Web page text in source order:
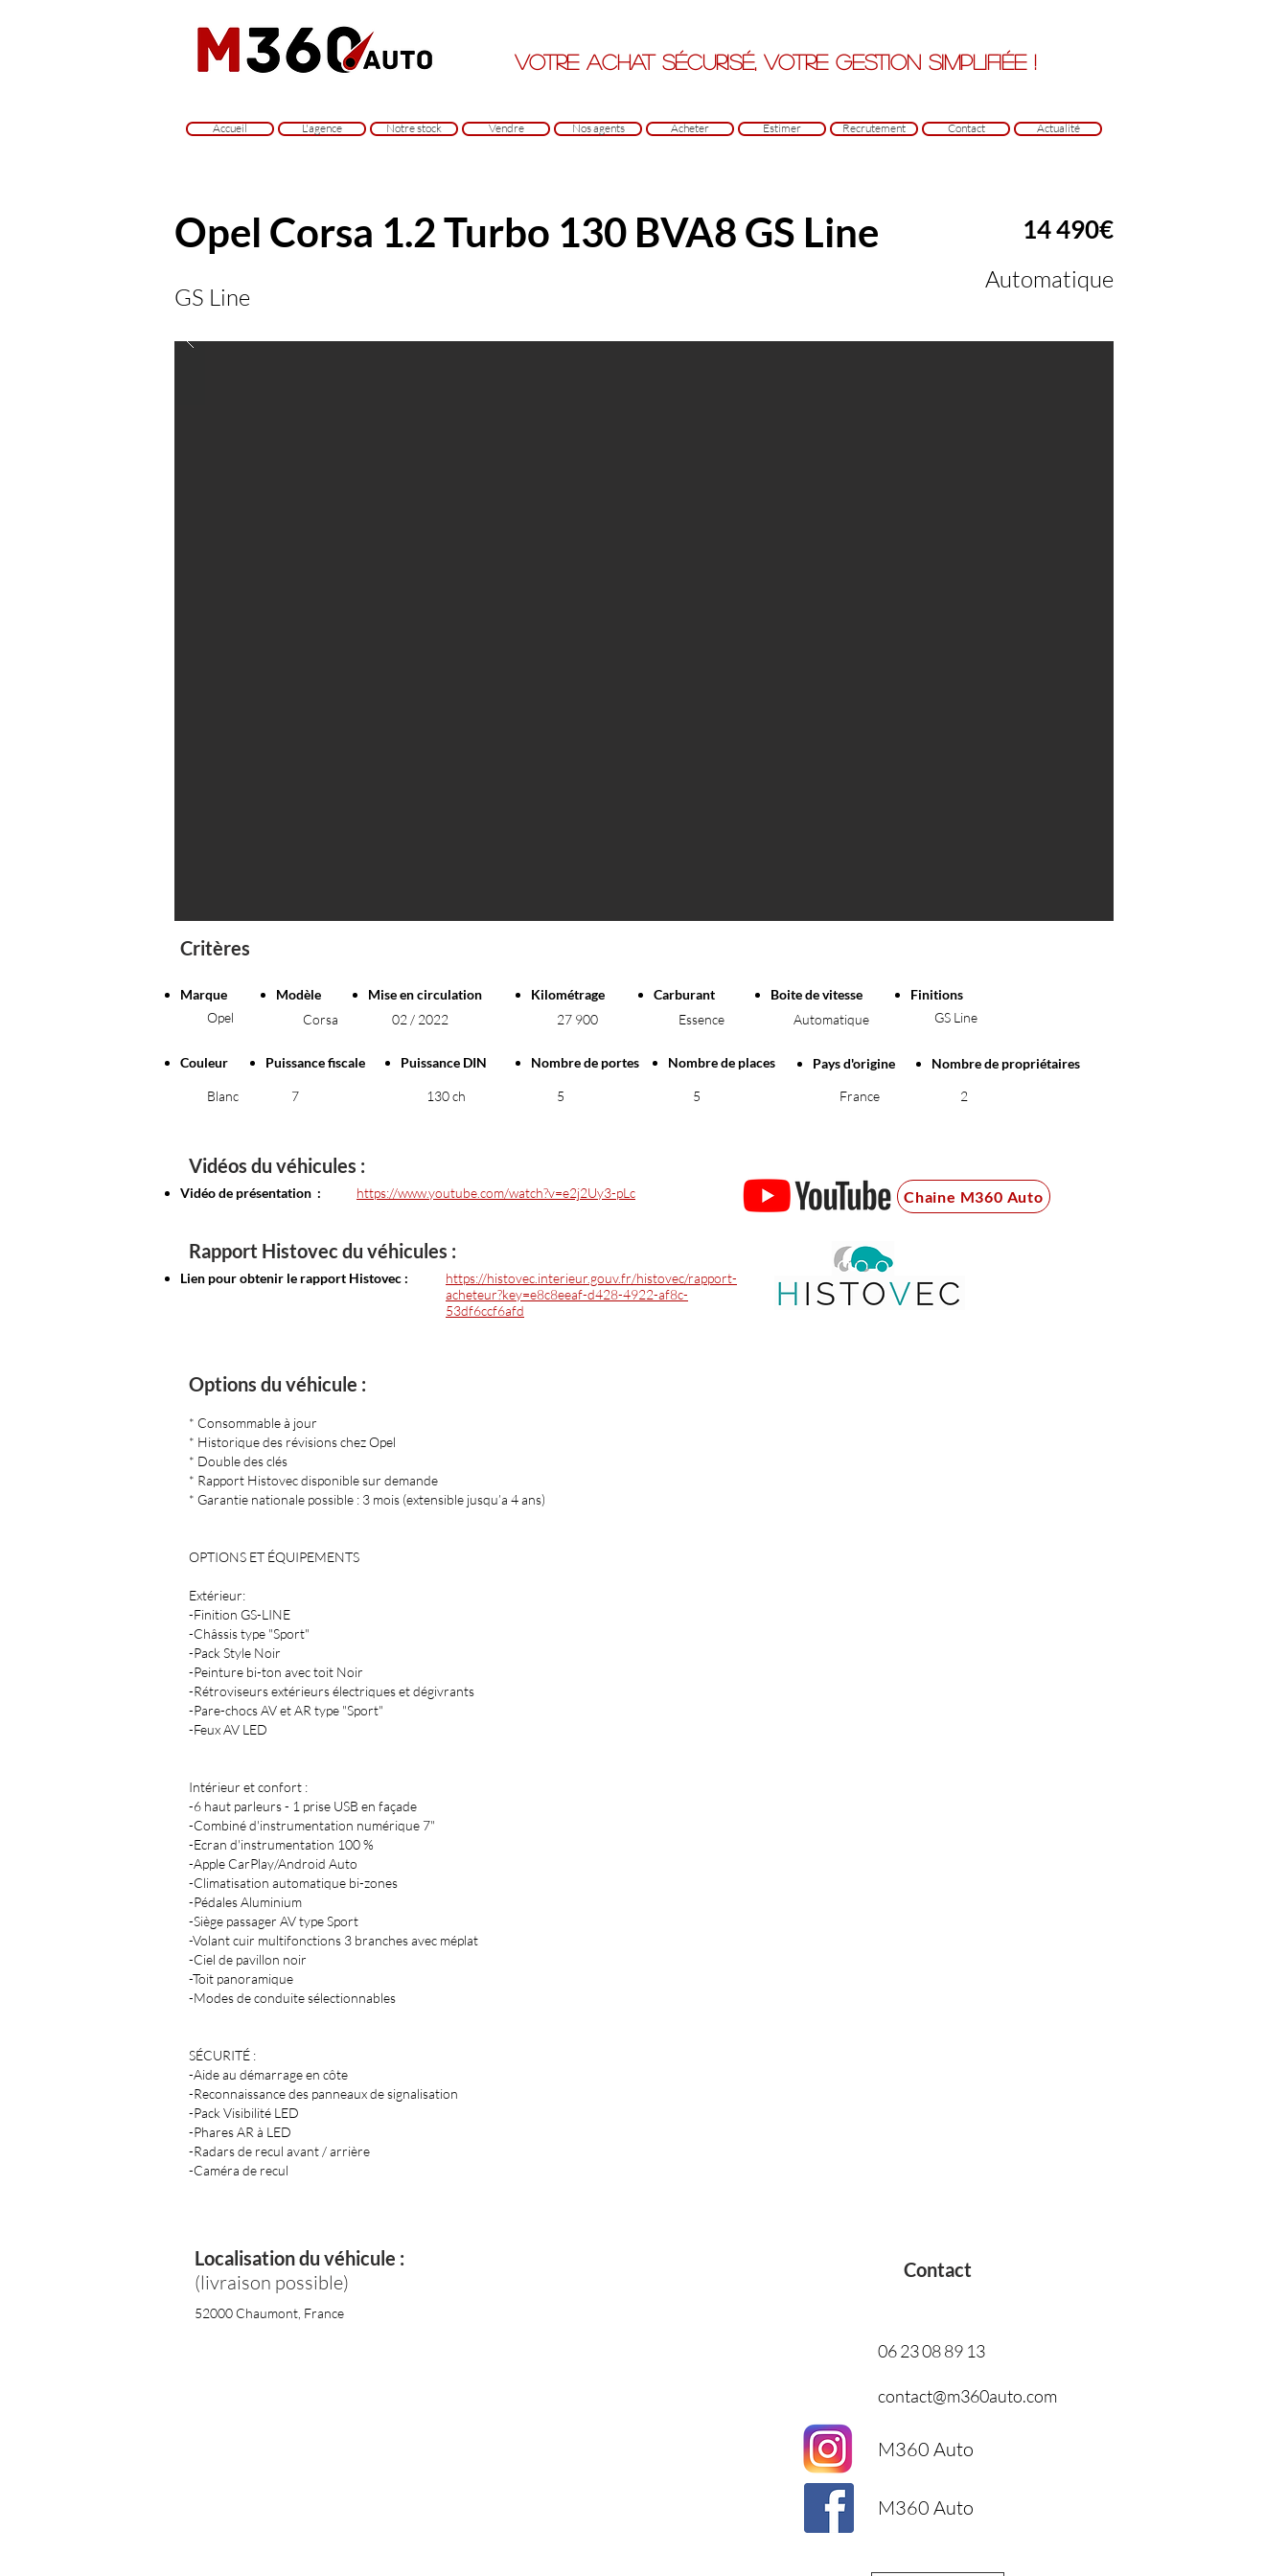
Votre achat sécurisé, votre gestion simplifiée !
Accueil L'agence Notre stock Vendre Nos agents Acheter Estimer Recrutement Contact Actualité
Opel Corsa 1.2 Turbo 130 BVA8 GS Line
GS Line
14 490€
Automatique
Critères
Marque Modèle
Mise en circulation
Opel
Corsa 02 / 2022
Kilométrage Carburant Boite de vitesse
Finitions
27 900
Essence Automatique GS Line
Couleur Puissance fiscale
Blanc 7
Puissance DIN Nombre de portes Nombre de places Pays d'origine
Nombre de propriétaires
130 ch
5 5 France 2
Vidéos du véhicules :
Vidéo de présentation : https://www.youtube.com/watch?v=e2j2Uy3-pLc Chaine M360 Auto
Rapport Histovec du véhicules :
Lien pour obtenir le rapport Histovec :
https://histovec.interieur.gouv.fr/histovec/rapport-
acheteur?key=e8c8eeaf-d428-4922-af8c-
53df6ccf6afd
Options du véhicule :
* Consommable à jour
* Historique des révisions chez Opel
* Double des clés
* Rapport Histovec disponible sur demande
* Garantie nationale possible : 3 mois (extensible jusqu’a 4 ans)
OPTIONS ET ÉQUIPEMENTS
Extérieur:
-Finition GS-LINE
-Châssis type "Sport"
-Pack Style Noir
-Peinture bi-ton avec toit Noir
-Rétroviseurs extérieurs électriques et dégivrants
-Pare-chocs AV et AR type "Sport"
-Feux AV LED
Intérieur et confort :
-6 haut parleurs - 1 prise USB en façade
-Combiné d'instrumentation numérique 7"
-Ecran d'instrumentation 100 %
-Apple CarPlay/Android Auto
-Climatisation automatique bi-zones
-Pédales Aluminium
-Siège passager AV type Sport
-Volant cuir multifonctions 3 branches avec méplat
-Ciel de pavillon noir
-Toit panoramique
-Modes de conduite sélectionnables
SÉCURITÉ :
-Aide au démarrage en côte
-Reconnaissance des panneaux de signalisation
-Pack Visibilité LED
-Phares AR à LED
-Radars de recul avant / arrière
-Caméra de recul
Localisation du véhicule :
(livraison possible)
Contact
52000 Chaumont, France
06 23 08 89 13
contact@m360auto.com
M360 Auto
M360 Auto